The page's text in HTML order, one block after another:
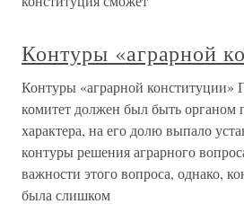
Контуры «аграрной
Контуры «аграрной конституции»
комитет должен был быть органом
характера, на его долю выпало
контуры решения аграрного
важности этого вопроса, однако,
была слишком